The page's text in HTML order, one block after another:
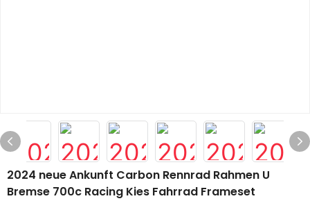
2024 neue Ankunft Carbon Rennrad Rahmen U
Bremse 700c Racing Kies Fahrrad Frameset